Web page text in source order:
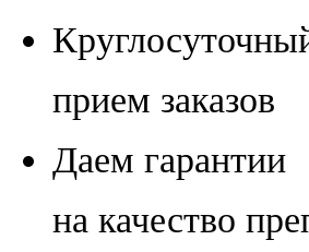
прием заказов
Даем гарантии
на качество